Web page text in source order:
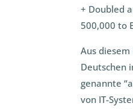
+ Doubled
500,000 to
Aus
Deutschen
genannte
von IT-